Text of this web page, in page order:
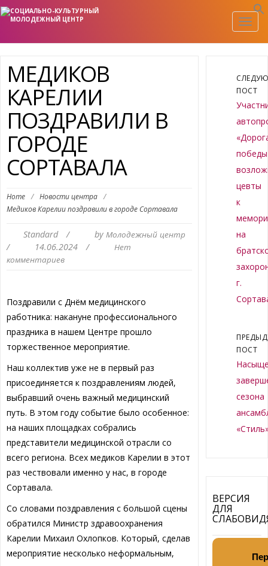
МЕДИКОВ
КАРЕЛИИ
ПОЗДРАВИЛИ В
ГОРОДЕ
СОРТАВАЛА
Home / Новости центра /
Медиков Карелии поздравили в городе Сортавала
Standard / by Молодежный центр
/ 14.06.2024 /
Нет
комментариев
Поздравили с Днём медицинского
работника: накануне профессионального
праздника в нашем Центре прошло
торжественное мероприятие.
Наш коллектив уже не в первый раз
присоединяется к поздравлениям людей,
выбравший очень важный медицинский
путь. В этом году событие было особенное:
на наших площадках собрались
представители медицинской отрасли со
всего региона. Всех медиков Карелии в этот
раз чествовали именно у нас, в городе
Сортавала.
Со словами поздравления с большой сцены
обратился Министр здравоохранения
Карелии Михаил Охлопков. Который, сделав
мероприятие несколько неформальным,
ПОСТ
цевты
к
на
г.
ПОСТ
сезона
ВЕРСИЯ
ДЛЯ